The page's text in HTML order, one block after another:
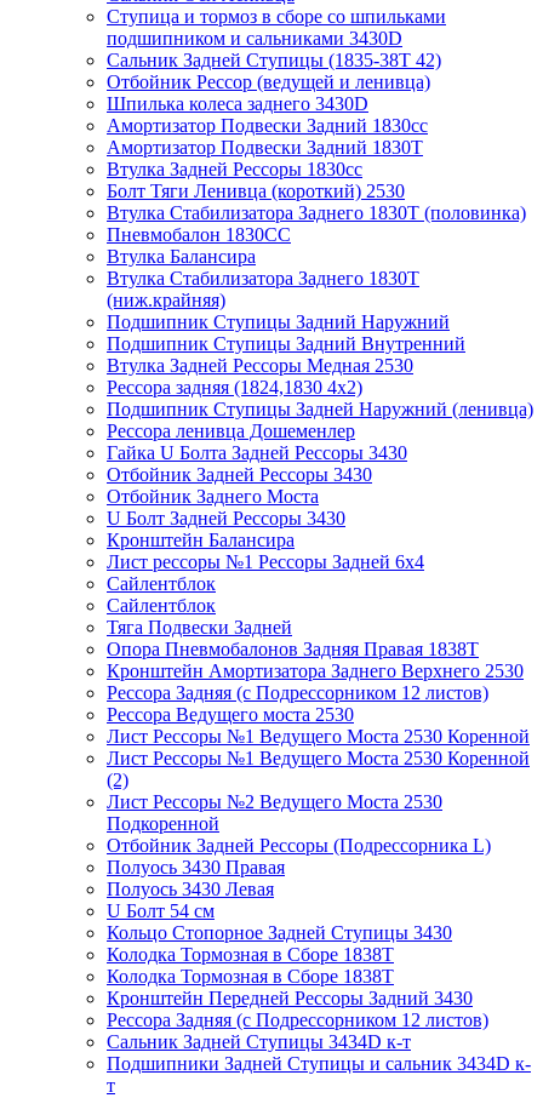
Ступица и тормоз в сборе со шпильками
подшипником и сальниками 3430D
Сальник Задней Ступицы (1835-38Т 42)
Отбойник Рессор (ведущей и ленивца)
Шпилька колеса заднего 3430D
Амортизатор Подвески Задний 1830сс
Амортизатор Подвески Задний 1830Т
Втулка Задней Рессоры 1830сс
Болт Тяги Ленивца (короткий) 2530
Втулка Стабилизатора Заднего 1830Т (половинка)
Пневмобалон 1830СС
Втулка Балансира
Втулка Стабилизатора Заднего 1830T
(ниж.крайняя)
Подшипник Ступицы Задний Наружний
Подшипник Ступицы Задний Внутренний
Втулка Задней Рессоры Медная 2530
Рессора задняя (1824,1830 4x2)
Подшипник Ступицы Задней Наружний (ленивца)
Рессора ленивца Дошеменлер
Гайка U Болта Задней Рессоры 3430
Отбойник Задней Рессоры 3430
Отбойник Заднего Моста
U Болт Задней Рессоры 3430
Кронштейн Балансира
Лист рессоры №1 Рессоры Задней 6х4
Сайлентблок
Сайлентблок
Тяга Подвески Задней
Опора Пневмобалонов Задняя Правая 1838Т
Кронштейн Амортизатора Заднего Верхнего 2530
Рессора Задняя (с Подрессорником 12 листов)
Рессора Ведущего моста 2530
Лист Рессоры №1 Ведущего Моста 2530 Коренной
Лист Рессоры №1 Ведущего Моста 2530 Коренной
(2)
Лист Рессоры №2 Ведущего Моста 2530
Подкоренной
Отбойник Задней Рессоры (Подрессорника L)
Полуось 3430 Правая
Полуось 3430 Левая
U Болт 54 см
Кольцо Стопорное Задней Ступицы 3430
Колодка Тормозная в Сборе 1838Т
Колодка Тормозная в Сборе 1838Т
Кронштейн Передней Рессоры Задний 3430
Рессора Задняя (с Подрессорником 12 листов)
Сальник Задней Ступицы 3434D к-т
Подшипники Задней Ступицы и сальник 3434D к-
т